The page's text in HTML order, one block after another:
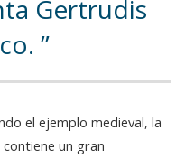
Gertrudis
el ejemplo medieval, la
contiene un gran